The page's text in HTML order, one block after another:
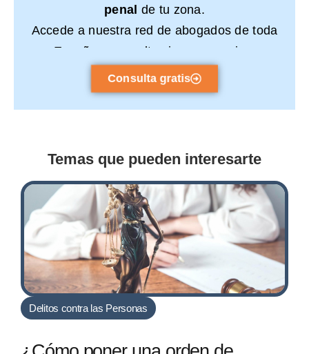
penal de tu zona.
Accede a nuestra red de abogados de toda
España y consulta sin compromiso.
Consulta gratis
Temas que pueden interesarte
Delitos contra las Personas